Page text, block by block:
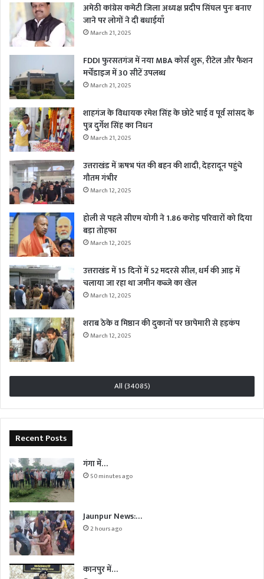
अमेठी कांग्रेस कमेटी जिला अध्यक्ष प्रदीप सिंघल पुनः बनाए
जाने पर लोगों ने दी बधाईयाँ
March 21, 2025
FDDI फुरसतगंज में नया MBA कोर्स शुरू, रीटेल और फैशन
मर्चेंडाइज में 30 सीटें उपलब्ध
March 21, 2025
शाहगंज के विधायक रमेश सिंह के छोटे भाई व पूर्व सांसद के
पुत्र दुर्गेश सिंह का निधन
March 21, 2025
उत्तराखंड में ऋषभ पंत की बहन की शादी, देहरादून पहुंचे
गौतम गंभीर
March 12, 2025
होली से पहले सीएम योगी ने 1.86 करोड़ परिवारों को दिया
बड़ा तोहफा
March 12, 2025
उत्तराखंड में 15 दिनों में 52 मदरसे सील, धर्म की आड़ में
चलाया जा रहा था जमीन कब्जे का खेल
March 12, 2025
शराब ठेके व मिष्ठान की दुकानों पर छापेमारी से हड़कंप
March 12, 2025
All (34085)
Recent Posts
गंगा में…
50 minutes ago
Jaunpur News:…
2 hours ago
कानपुर में…